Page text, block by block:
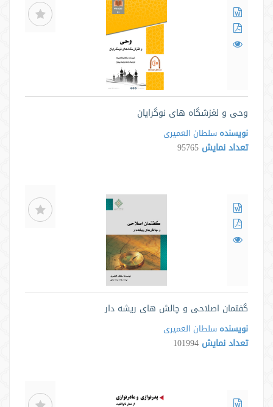
وحی و لغزشگاه های نوگرایان
نویسنده سلطان العمیری
تعداد نمایش 95765
گفتمان اصلاحی و چالش های ریشه دار
نویسنده سلطان العمیری
تعداد نمایش 101994